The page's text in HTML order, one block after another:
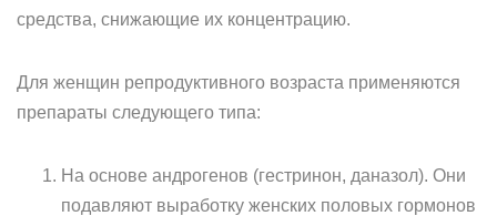
средства, снижающие их концентрацию.
Для женщин репродуктивного возраста применяются
препараты следующего типа:
На основе андрогенов (гестринон, даназол). Они
подавляют выработку женских половых гормонов